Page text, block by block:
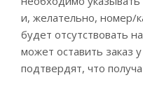
и, желательно, номер/
будет отсутствовать
может оставить заказ
подтвердят, что